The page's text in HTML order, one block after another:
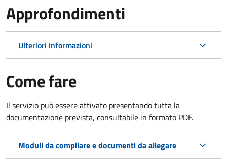
Approfondimenti
Ulteriori informazioni
Come fare
Il servizio può essere attivato presentando tutta la
documentazione prevista, consultabile in formato PDF.
Moduli da compilare e documenti da allegare